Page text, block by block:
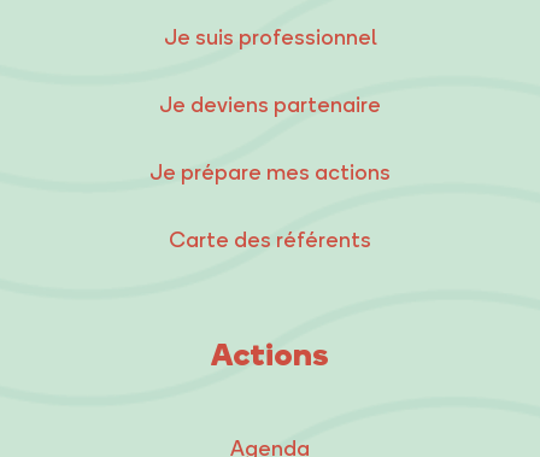
Je suis professionnel
Je deviens partenaire
Je prépare mes actions
Carte des référents
Actions
Agenda